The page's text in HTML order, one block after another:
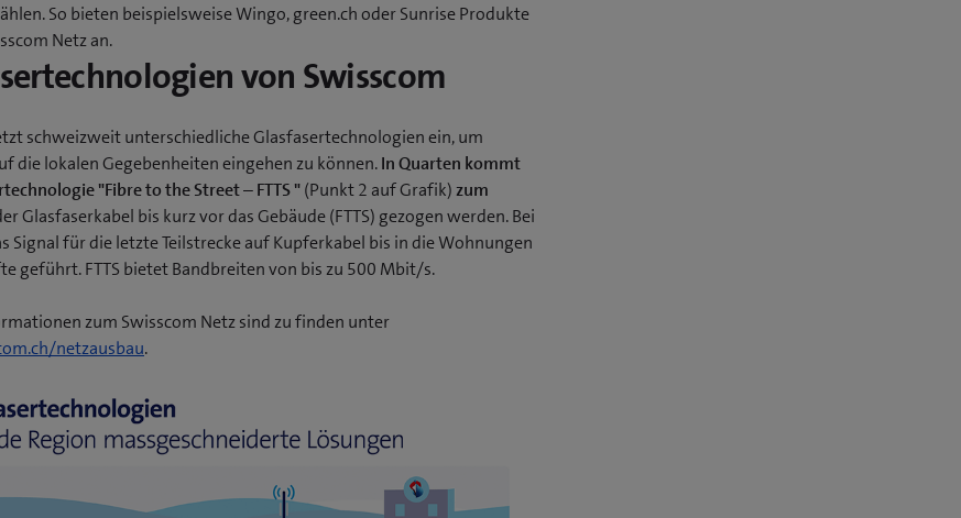
So bieten beispielsweise Wingo, green.ch oder Sunrise Produkte
Netz an.
von Swisscom
schweizweit unterschiedliche Glasfasertechnologien ein, um
die lokalen Gegebenheiten eingehen zu können.In Quarten kommt
"Fibre to the Street – FTTS "(Punkt 2 auf Grafik)zum
Glasfaserkabel bis kurz vor das Gebäude (FTTS) gezogen werden. Bei
Signal für die letzte Teilstrecke auf Kupferkabel bis in die Wohnungen
geführt. FTTS bietet Bandbreiten von bis zu 500 Mbit/s.
zum Swisscom Netz sind zu finden unter
netzausbau.